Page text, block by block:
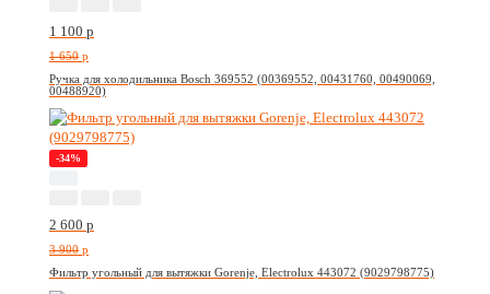
1 100 p
1 650 p
Ручка для холодильника Bosch 369552 (00369552, 00431760, 00490069,
00488920)
-34%
2 600 p
3 900 p
Фильтр угольный для вытяжки Gorenje, Electrolux 443072 (9029798775)